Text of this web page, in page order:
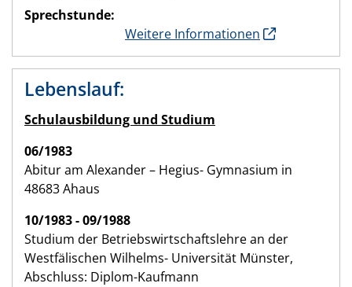
Sprechstunde:
Weitere Informationen
Lebenslauf:
Schulausbildung und Studium
06/1983
Abitur am Alexander – Hegius- Gymnasium in
48683 Ahaus
10/1983 - 09/1988
Studium der Betriebswirtschaftslehre an der
Westfälischen Wilhelms- Universität Münster,
Abschluss: Diplom-Kaufmann